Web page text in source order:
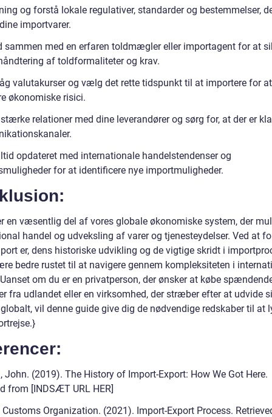
og forstå lokale regulativer, standarder og bestemmelser,
importvarer.
sammen med en erfaren toldmægler eller importagent for at
af toldformaliteter og krav.
valutakurser og vælg det rette tidspunkt til at importere for at
økonomiske risici.
relationer med dine leverandører og sørg for, at der er
opdateret med internationale handelstendenser og
for at identificere nye importmuligheder.
en væsentlig del af vores globale økonomiske system, der
handel og udveksling af varer og tjenesteydelser. Ved at
er, dens historiske udvikling og de vigtige skridt i
bedre rustet til at navigere gennem kompleksiteten i
om du er en privatperson, der ønsker at købe
fra udlandet eller en virksomhed, der stræber efter at udvide
vil denne guide give dig de nødvendige redskaber til at
John. (2019). The History of Import-Export: How We Got Here.
from [INDSÆT URL HER]
Organization. (2021). Import-Export Process.